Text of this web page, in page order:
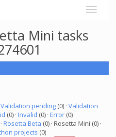
Mini tasks
Validation pending (0) · Validation
(0) · Invalid (0) · Error (0)
Rosetta Beta (0) · Rosetta Mini (0) ·
projects (0)